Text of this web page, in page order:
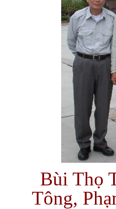
Bùi Thọ
Tông,